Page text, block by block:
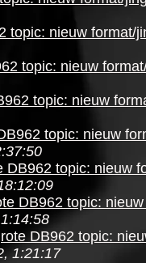
topic: nieuw format/
topic: nieuw
topic: nieuw
topic: nieuw
DB962 topic: nieuw
DB962 topic:
DB962 topic:
1:21:17